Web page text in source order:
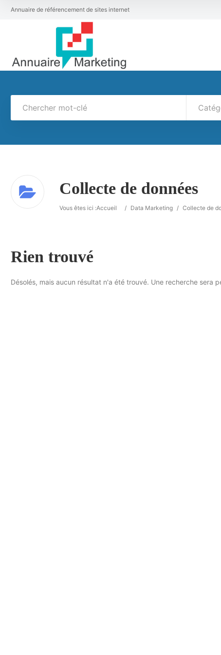
Annuaire de référencement de sites internet
Collecte de données
Vous êtes ici :Accueil / Data Marketing / Collecte de
Rien trouvé
Désolés, mais aucun résultat n'a été trouvé. Une recherche